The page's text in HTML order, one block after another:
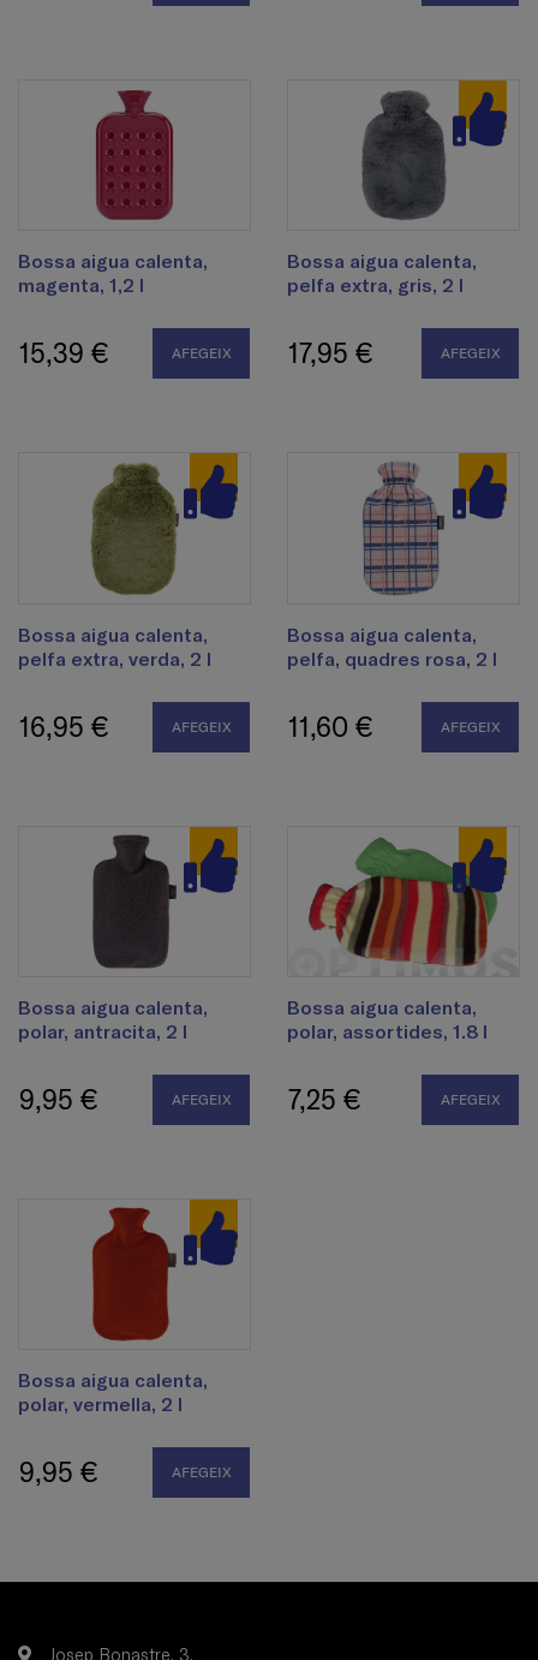
Bossa aigua calenta,
magenta, 1,2 l
15,39 € AFEGEIX
Bossa aigua calenta,
pelfa extra, gris, 2 l
17,95 € AFEGEIX
Bossa aigua calenta,
pelfa extra, verda, 2 l
16,95 € AFEGEIX
Bossa aigua calenta,
pelfa, quadres rosa, 2 l
11,60 € AFEGEIX
Bossa aigua calenta,
polar, antracita, 2 l
9,95 € AFEGEIX
Bossa aigua calenta,
polar, assortides, 1.8 l
7,25 € AFEGEIX
Bossa aigua calenta,
polar, vermella, 2 l
9,95 € AFEGEIX
Josep Bonastre, 3.